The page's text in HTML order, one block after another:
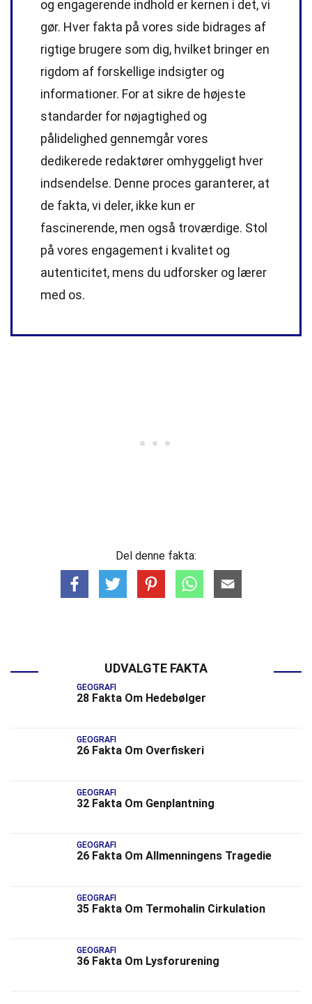
og engagerende indhold er kernen i det, vi
gør. Hver fakta på vores side bidrages af
rigtige brugere som dig, hvilket bringer en
rigdom af forskellige indsigter og
informationer. For at sikre de højeste
standarder for nøjagtighed og
pålidelighed gennemgår vores
dedikerede redaktører omhyggeligt hver
indsendelse. Denne proces garanterer, at
de fakta, vi deler, ikke kun er
fascinerende, men også troværdige. Stol
på vores engagement i kvalitet og
autenticitet, mens du udforsker og lærer
med os.
Del denne fakta:
UDVALGTE FAKTA
GEOGRAFI
28 Fakta Om Hedebølger
GEOGRAFI
26 Fakta Om Overfiskeri
GEOGRAFI
32 Fakta Om Genplantning
GEOGRAFI
26 Fakta Om Allmenningens Tragedie
GEOGRAFI
35 Fakta Om Termohalin Cirkulation
GEOGRAFI
36 Fakta Om Lysforurening